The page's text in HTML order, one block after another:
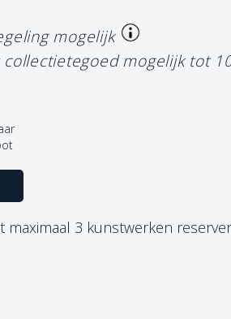
mogelijk
mogelijk tot
maximaal 3 kunstwerken